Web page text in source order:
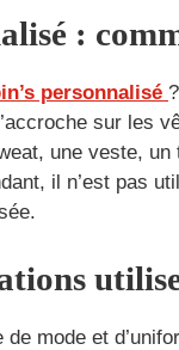
:
personnalisé
sur les
une veste,
il n’est pas
mode et